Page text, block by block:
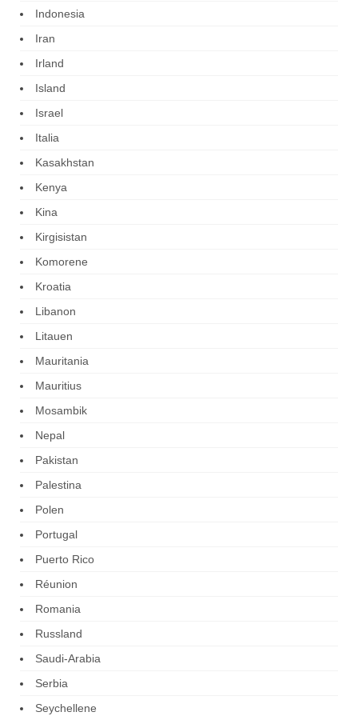
Indonesia
Iran
Irland
Island
Israel
Italia
Kasakhstan
Kenya
Kina
Kirgisistan
Komorene
Kroatia
Libanon
Litauen
Mauritania
Mauritius
Mosambik
Nepal
Pakistan
Palestina
Polen
Portugal
Puerto Rico
Réunion
Romania
Russland
Saudi-Arabia
Serbia
Seychellene